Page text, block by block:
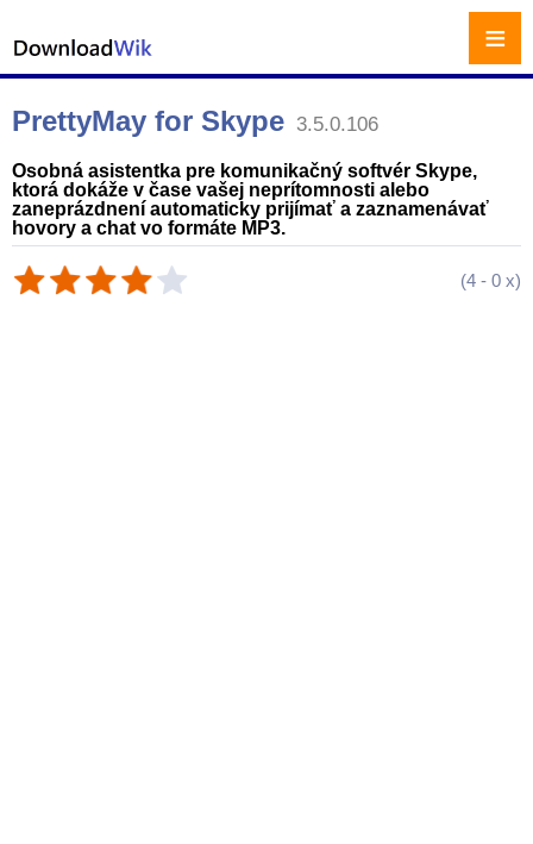
PrettyMay for Skype 3.5.0.106
Osobná asistentka pre komunikačný softvér Skype,
ktorá dokáže v čase vašej neprítomnosti alebo
zaneprázdnení automaticky prijímať a zaznamenávať
hovory a chat vo formáte MP3.
(4 - 0 x)
≡